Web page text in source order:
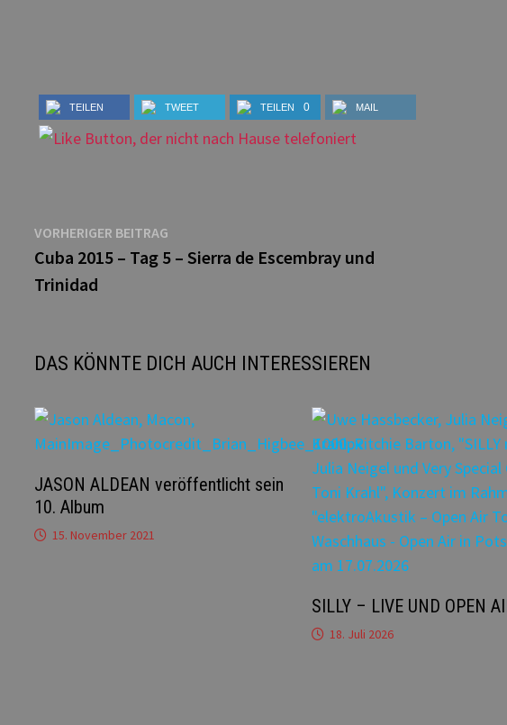
TEILEN TWEET 0
TEILEN MAIL
Beitragsnavigation
VORHERIGER BEITRAG
Beitrag:
Cuba 2015 – Tag 5 – Sierra de Escembray und
Trinidad
DAS KÖNNTE DICH AUCH INTERESSIEREN
JASON ALDEAN veröffentlicht sein
10. Album
15. November 2021
SILLY – LIVE UND OPEN
18. Juli 2026